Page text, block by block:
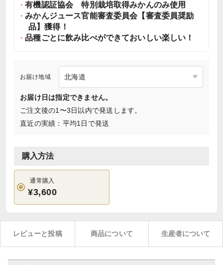
有機認証協会 特別栽培取得みかんのみ使用
みかんジュース官能審査委員会【審査委員奨励
品】獲得！
品種ごとに飲み比べができておいしい楽しい！
お届け地域
お届け日は指定できません。
ご注文後の1〜3日以内で発送します。
直近の実績：平均1日で発送
購入方法
通常購入
¥3,600
レビューと投稿 商品について 生産者について